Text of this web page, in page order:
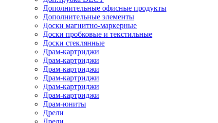
Дополнительные офисные продукты
Дополнительные элементы
Доски магнитно-маркерные
Доски пробковые и текстильные
Доски стеклянные
Драм-картриджи
Драм-картриджи
Драм-картриджи
Драм-картриджи
Драм-картриджи
Драм-картриджи
Драм-юниты
Дрели
Дрели